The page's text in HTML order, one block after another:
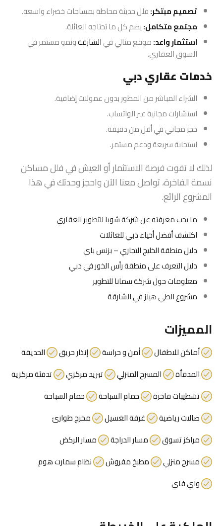
تصميم مبتكر:فلل حديثة محاطة بمساحات خضراء واسعة.
مجتمع متكامل:يضم كل ما تحتاجه العائلة.
استثمار واعد:موقع مثالي فيالشارقةونمو مستمر في
السوق العقاري.
خدمات عقاري دبي
الشراء المباشر من المطور بدون عمولات إضافية.
استشارات مجانية عبر الواتساب.
حجز مجاني في أقل من دقيقة.
استجابة سريعة ودعم مستمر.
لذلك لا تفوت فرصة الاستثمار أو العيش في فلل مساكن
نسمة الفاخرة، تواصل معنا الآن واحجز وحدتك في هذا
المشروع الرائع.
ما يجب معرفته عن شركة شوبا للتطوير العقاري
اكتشف أفضل أحياء دبي للعائلات
دليل منطقة الخليج التجاري – بزنس باي
دليل التعرف على منطقة رأس الخور في دبي
معلومات حول شركة سمانا للتطوير
مشروع الطي هيلز في الشارقة
المميزات
أماكن للاطفال أمن و حراسة إنذار حريق
الحديقة
المدفأة
المسرح المنزلي تبريد مركزي
تدفئة مركزية
تشطيبات فاخرة
حمام السباحة
حمام السباحة
صالات رياضية
غرفة الغسيل
مخرج طوارئ
مراكز تسوق
مسار الدراجة
مسار الركض
مسرح منزلي
مطبخ مفروش
نظام سمارت هوم
واي فاي